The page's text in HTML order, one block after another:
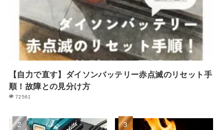
【自力で直す】ダイソンバッテリー赤点滅のリセット手
順！故障との見分け方
72561